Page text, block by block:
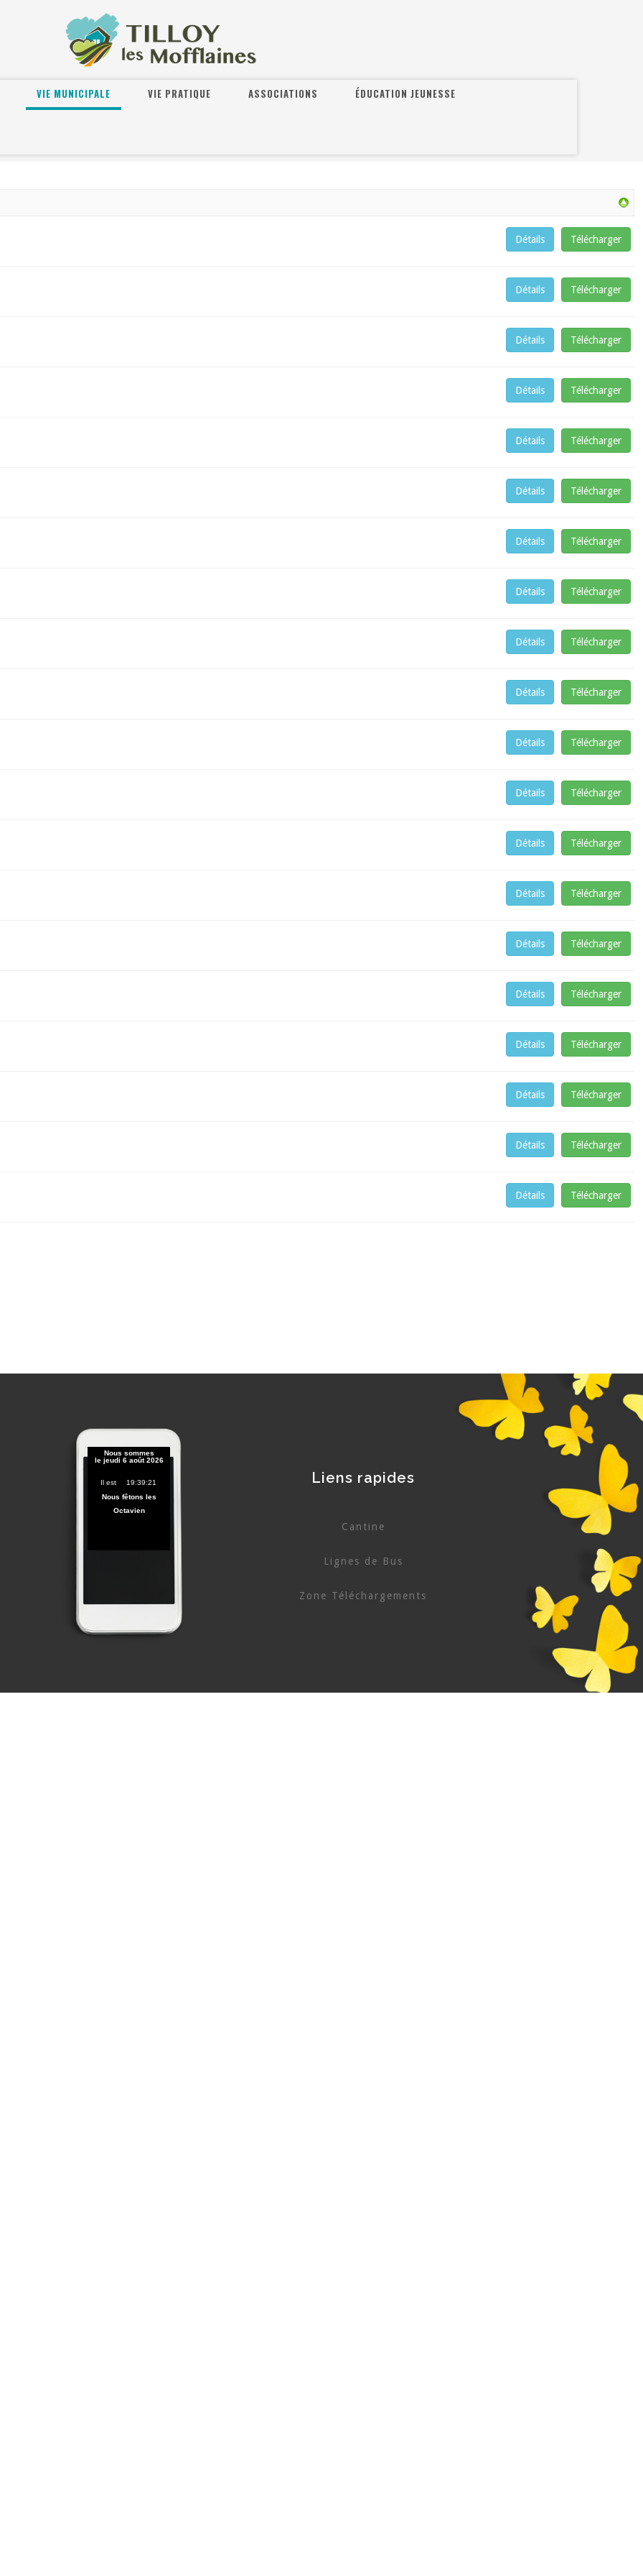
VIE MUNICIPALE VIE PRATIQUE ASSOCIATIONS ÉDUCATION JEUNESSE
Télécharger
Détails
Télécharger
Détails
Télécharger
Détails
Télécharger
Détails
Télécharger
Détails
Télécharger
Détails
Télécharger
Détails
Télécharger
Détails
Télécharger
Détails
Télécharger
Détails
Télécharger
Détails
Télécharger
Détails
Télécharger
Détails
Télécharger
Détails
Télécharger
Détails
Télécharger
Détails
Télécharger
Détails
Télécharger
Détails
Télécharger
Détails
Télécharger
Détails
Liens rapides
Cantine
Lignes de Bus
Zone Téléchargements